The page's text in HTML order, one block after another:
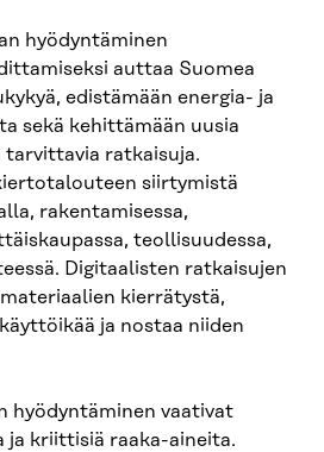
hyödyntäminen
auttaa Suomea
edistämään energia- ja
sekä kehittämään uusia
tarvittavia ratkaisuja.
siirtymistä
rakentamisessa,
teollisuudessa,
Digitaalisten ratkaisujen
kierrätystä,
ja nostaa niiden
hyödyntäminen vaativat
ja kriittisiä raaka-aineita.